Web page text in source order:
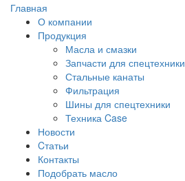
Главная
О компании
Продукция
Масла и смазки
Запчасти для спецтехники
Стальные канаты
Фильтрация
Шины для спецтехники
Техника Case
Новости
Cтатьи
Контакты
Подобрать масло